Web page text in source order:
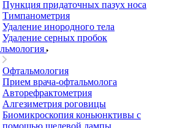
Пункция придаточных пазух носа
Тимпанометрия
Удаление инородного тела
Удаление серных пробок
Офтальмология
Прием врача-офтальмолога
Авторефрактометрия
Алгезиметрия роговицы
Биомикроскопия коньюнктивы с
помощью щелевой лампы